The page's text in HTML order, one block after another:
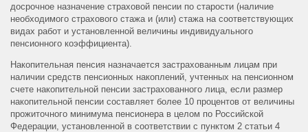
досрочное назначение страховой пенсии по старости (наличие
необходимого страхового стажа и (или) стажа на соответствующих
видах работ и установленной величины индивидуального
пенсионного коэффициента).
Накопительная пенсия назначается застрахованным лицам при
наличии средств пенсионных накоплений, учтенных на пенсионном
счете накопительной пенсии застрахованного лица, если размер
накопительной пенсии составляет более 10 процентов от величины
прожиточного минимума пенсионера в целом по Российской
Федерации, установленной в соответствии с пунктом 2 статьи 4